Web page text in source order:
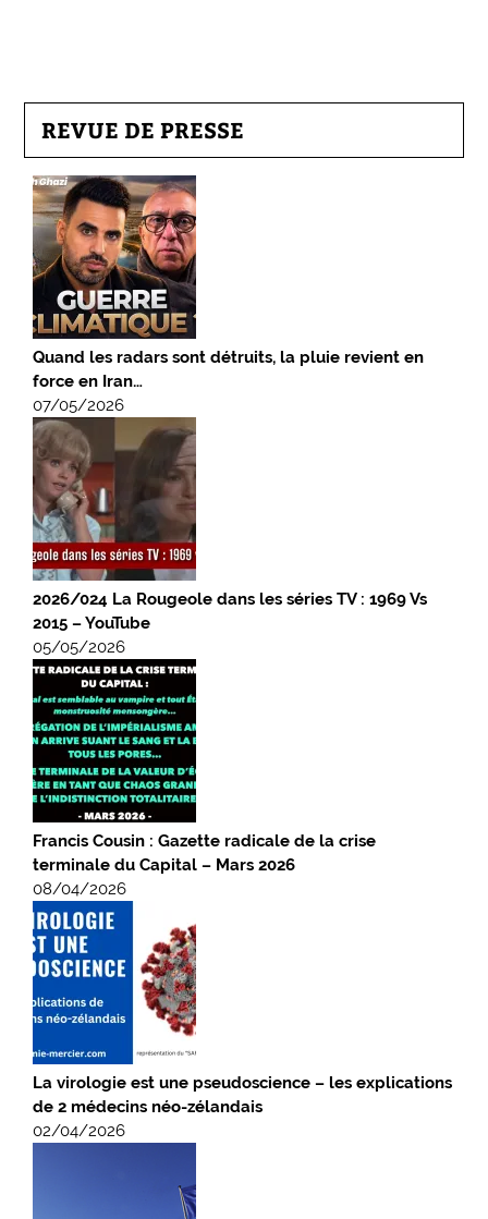
REVUE DE PRESSE
Quand les radars sont détruits, la pluie revient en
force en Iran…
07/05/2026
2026/024 La Rougeole dans les séries TV : 1969 Vs
2015 – YouTube
05/05/2026
Francis Cousin : Gazette radicale de la crise
terminale du Capital – Mars 2026
08/04/2026
La virologie est une pseudoscience – les explications
de 2 médecins néo-zélandais
02/04/2026